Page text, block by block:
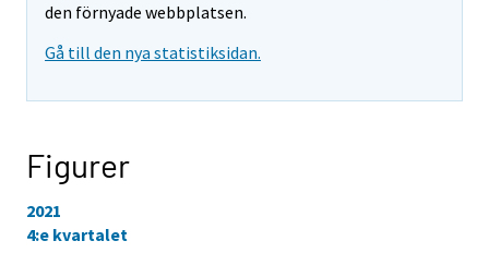
den förnyade webbplatsen.
Gå till den nya statistiksidan.
Figurer
2021
4:e kvartalet